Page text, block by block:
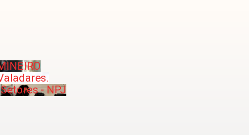
Setores - NPJ